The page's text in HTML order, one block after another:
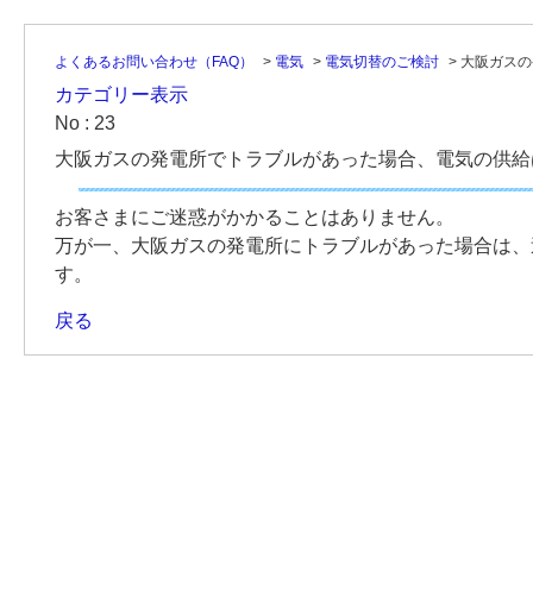
よくあるお問い合わせ（FAQ） > 電気 > 電気切替のご検討 > 大阪ガス
カテゴリー表示
No : 23
大阪ガスの発電所でトラブルがあった場合、電気の供
お客さまにご迷惑がかかることはありません。
万が一、大阪ガスの発電所にトラブルがあった場合は
す。
戻る